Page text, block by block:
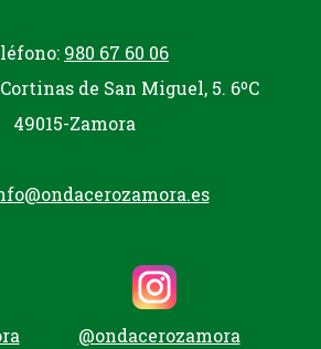
980 67 60 06
de San Miguel, 5. 6ºC
49015-Zamora
@ondacerozamora